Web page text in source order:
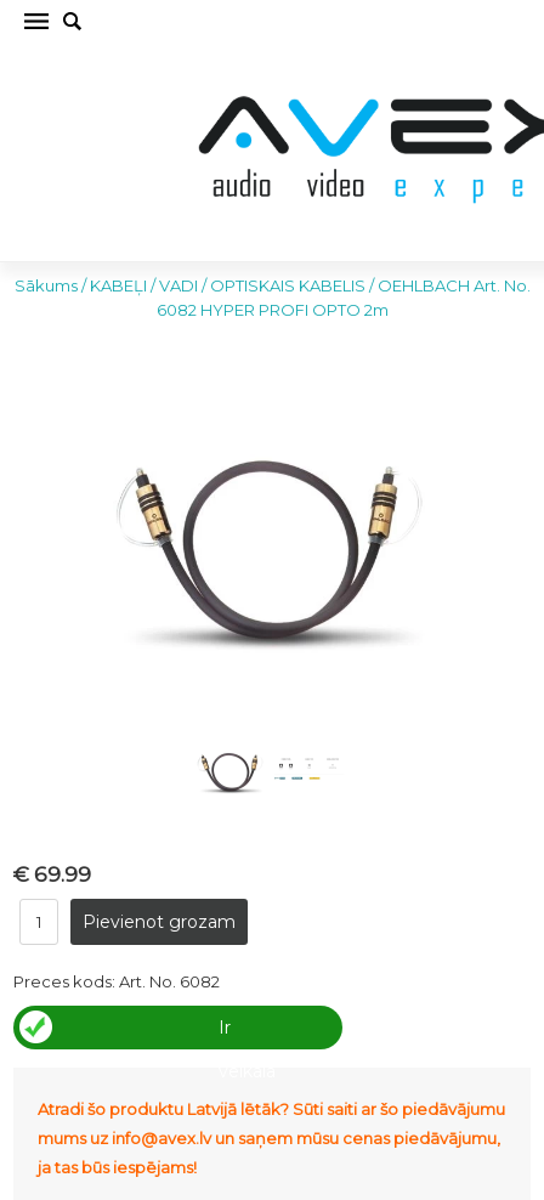
Sākums/KABEĻI / VADI /OPTISKAIS KABELIS /OEHLBACH Art. No.
6082 HYPER PROFI OPTO 2m
€ 69.99
Preces kods:Art. No. 6082
Ir
Atradi šo produktu Latvijā lētāk? Sūti saiti ar šo piedāvājumu
mums uz info@avex.lv un saņem mūsu cenas piedāvājumu,
ja tas būs iespējams!